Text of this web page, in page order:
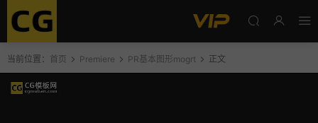
当前位置： 首页 Premiere PR基本图形mogrt 正文